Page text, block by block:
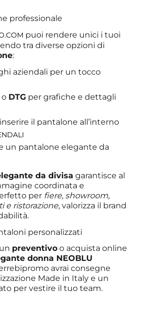
professionale
puoi rendere unici i tuoi
tra diverse opzioni di
:
aziendali per un tocco
o DTG per grafiche e dettagli
il pantalone all’interno
un pantalone elegante da
da divisa garantisce al
coordinata e
per fiere, showroom,
e ristorazione, valorizza il brand
personalizzati
preventivo o acquista online
donna NEOBLU
avrai consegne
Made in Italy e un
per vestire il tuo team.